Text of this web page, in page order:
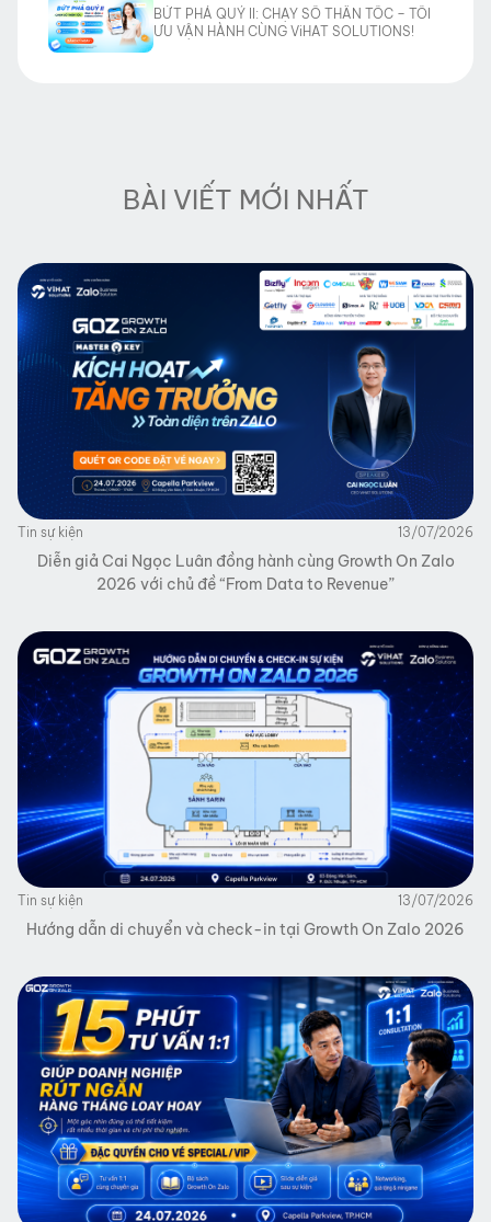
BỨT PHÁ QUÝ II: CHẠY SỐ THẦN TỐC – TỐI
ƯU VẬN HÀNH CÙNG ViHAT SOLUTIONS!
BÀI VIẾT MỚI NHẤT
Tin sự kiện 13/07/2026
Diễn giả Cai Ngọc Luân đồng hành cùng Growth On Zalo
2026 với chủ đề “From Data to Revenue”
Tin sự kiện 13/07/2026
Hướng dẫn di chuyển và check-in tại Growth On Zalo 2026